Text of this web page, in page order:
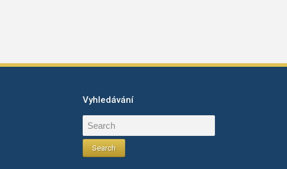
Vyhledávání